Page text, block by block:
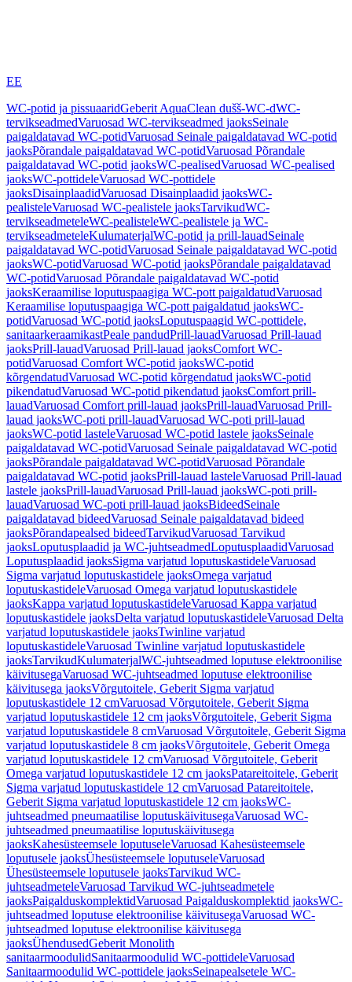
EE
WC-potid ja pissuaaridGeberit AquaClean dušš-WC-dWC-
tervikseadmedVaruosad WC-tervikseadmed jaoksSeinale
paigaldatavad WC-potidVaruosad Seinale paigaldatavad WC-potid
jaoksPõrandale paigaldatavad WC-potidVaruosad Põrandale
paigaldatavad WC-potid jaoksWC-pealisedVaruosad WC-pealised
jaoksWC-pottideleVaruosad WC-pottidele
jaoksDisainplaadidVaruosad Disainplaadid jaoksWC-
pealisteleVaruosad WC-pealistele jaoksTarvikudWC-
tervikseadmeteleWC-pealisteleWC-pealistele ja WC-
tervikseadmeteleKulumaterjalWC-potid ja prill-lauadSeinale
paigaldatavad WC-potidVaruosad Seinale paigaldatavad WC-potid
jaoksWC-potidVaruosad WC-potid jaoksPõrandale paigaldatavad
WC-potidVaruosad Põrandale paigaldatavad WC-potid
jaoksKeraamilise loputuspaagiga WC-pott paigaldatudVaruosad
Keraamilise loputuspaagiga WC-pott paigaldatud jaoksWC-
potidVaruosad WC-potid jaoksLoputuspaagid WC-pottidele,
sanitaarkeraamikastPeale pandudPrill-lauadVaruosad Prill-lauad
jaoksPrill-lauadVaruosad Prill-lauad jaoksComfort WC-
potidVaruosad Comfort WC-potid jaoksWC-potid
kõrgendatudVaruosad WC-potid kõrgendatud jaoksWC-potid
pikendatudVaruosad WC-potid pikendatud jaoksComfort prill-
lauadVaruosad Comfort prill-lauad jaoksPrill-lauadVaruosad Prill-
lauad jaoksWC-poti prill-lauadVaruosad WC-poti prill-lauad
jaoksWC-potid lasteleVaruosad WC-potid lastele jaoksSeinale
paigaldatavad WC-potidVaruosad Seinale paigaldatavad WC-potid
jaoksPõrandale paigaldatavad WC-potidVaruosad Põrandale
paigaldatavad WC-potid jaoksPrill-lauad lasteleVaruosad Prill-lauad
lastele jaoksPrill-lauadVaruosad Prill-lauad jaoksWC-poti prill-
lauadVaruosad WC-poti prill-lauad jaoksBideedSeinale
paigaldatavad bideedVaruosad Seinale paigaldatavad bideed
jaoksPõrandapealsed bideedTarvikudVaruosad Tarvikud
jaoksLoputusplaadid ja WC-juhtseadmedLoputusplaadidVaruosad
Loputusplaadid jaoksSigma varjatud loputuskastideleVaruosad
Sigma varjatud loputuskastidele jaoksOmega varjatud
loputuskastideleVaruosad Omega varjatud loputuskastidele
jaoksKappa varjatud loputuskastideleVaruosad Kappa varjatud
loputuskastidele jaoksDelta varjatud loputuskastideleVaruosad Delta
varjatud loputuskastidele jaoksTwinline varjatud
loputuskastideleVaruosad Twinline varjatud loputuskastidele
jaoksTarvikudKulumaterjalWC-juhtseadmed loputuse elektroonilise
käivitusegaVaruosad WC-juhtseadmed loputuse elektroonilise
käivitusega jaoksVõrgutoitele, Geberit Sigma varjatud
loputuskastidele 12 cmVaruosad Võrgutoitele, Geberit Sigma
varjatud loputuskastidele 12 cm jaoksVõrgutoitele, Geberit Sigma
varjatud loputuskastidele 8 cmVaruosad Võrgutoitele, Geberit Sigma
varjatud loputuskastidele 8 cm jaoksVõrgutoitele, Geberit Omega
varjatud loputuskastidele 12 cmVaruosad Võrgutoitele, Geberit
Omega varjatud loputuskastidele 12 cm jaoksPatareitoitele, Geberit
Sigma varjatud loputuskastidele 12 cmVaruosad Patareitoitele,
Geberit Sigma varjatud loputuskastidele 12 cm jaoksWC-
juhtseadmed pneumaatilise loputuskäivitusegaVaruosad WC-
juhtseadmed pneumaatilise loputuskäivitusega
jaoksKahesüsteemsele loputuseleVaruosad Kahesüsteemsele
loputusele jaoksÜhesüsteemsele loputuseleVaruosad
Ühesüsteemsele loputusele jaoksTarvikud WC-
juhtseadmeteleVaruosad Tarvikud WC-juhtseadmetele
jaoksPaigalduskomplektidVaruosad Paigalduskomplektid jaoksWC-
juhtseadmed loputuse elektroonilise käivitusegaVaruosad WC-
juhtseadmed loputuse elektroonilise käivitusega
jaoksÜhendusedGeberit Monolith
sanitaarmoodulidSanitaarmoodulid WC-pottideleVaruosad
Sanitaarmoodulid WC-pottidele jaoksSeinapealsetele WC-